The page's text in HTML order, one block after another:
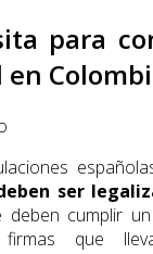
para
ser
deben cumplir
firmas que